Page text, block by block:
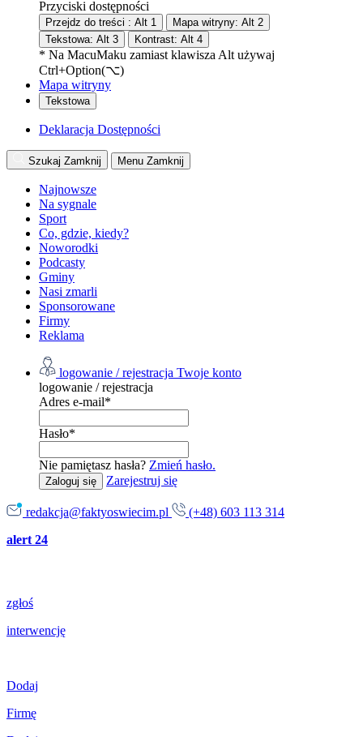
Przyciski dostępności
Przejdz do treści : Alt 1 Mapa witryny: Alt 2
Tekstowa: Alt 3 Kontrast: Alt 4
* Na MacuMaku zamiast klawisza Alt używaj
Ctrl+Option(⌥)
Mapa witryny
Tekstowa
Deklaracja Dostępności
Szukaj Zamknij Menu Zamknij
Najnowsze
Na sygnale
Sport
Co, gdzie, kiedy?
Noworodki
Podcasty
Gminy
Nasi zmarli
Sponsorowane
Firmy
Reklama
logowanie / rejestracja Twoje konto
logowanie / rejestracja
Adres e-mail*
Hasło*
Nie pamiętasz hasła? Zmień hasło.
Zaloguj się Zarejestruj się
redakcja@faktyoswiecim.pl
(+48) 603 113 314
alert 24
zgłoś
interwencję
Dodaj
Firmę